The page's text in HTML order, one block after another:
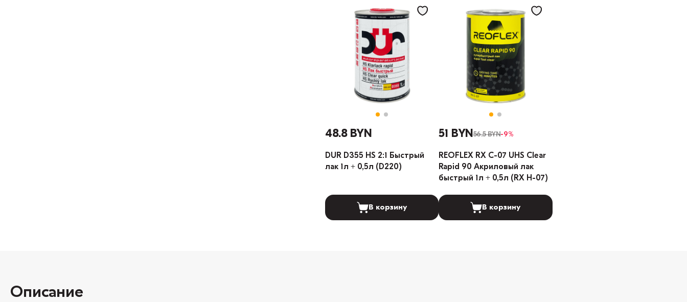
48.8 BYN
DUR D355 HS 2:1 Быстрый
лак 1л + 0,5л (D220)
В корзину
51 BYN56.5 BYN-9%
REOFLEX RX C-07 UHS Clear
Rapid 90 Акриловый лак
быстрый 1л + 0,5л (RX H-07)
В корзину
Описание